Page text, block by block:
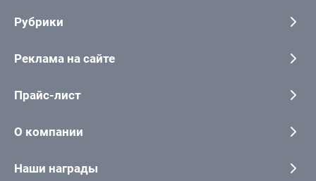
Рубрики
Реклама на сайте
Прайс-лист
О компании
Наши награды